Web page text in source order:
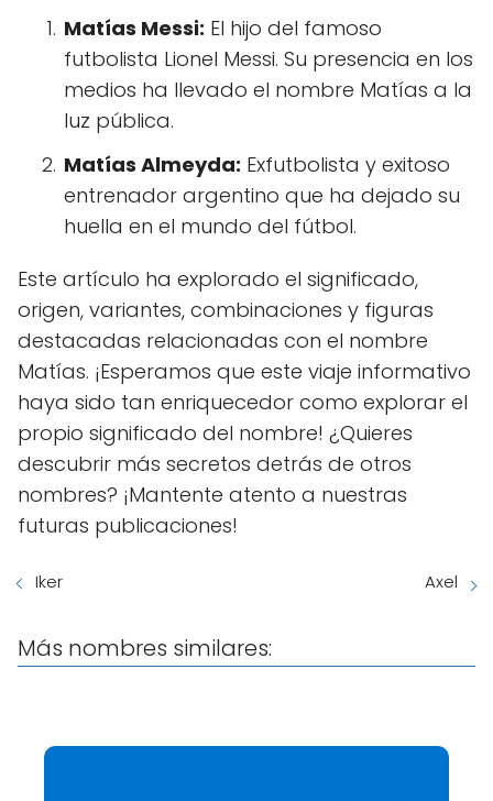
Matías Messi: El hijo del famoso
futbolista Lionel Messi. Su presencia en los
medios ha llevado el nombre Matías a la
luz pública.
Matías Almeyda: Exfutbolista y exitoso
entrenador argentino que ha dejado su
huella en el mundo del fútbol.
Este artículo ha explorado el significado,
origen, variantes, combinaciones y figuras
destacadas relacionadas con el nombre
Matías. ¡Esperamos que este viaje informativo
haya sido tan enriquecedor como explorar el
propio significado del nombre! ¿Quieres
descubrir más secretos detrás de otros
nombres? ¡Mantente atento a nuestras
futuras publicaciones!
Iker Axel
Más nombres similares: